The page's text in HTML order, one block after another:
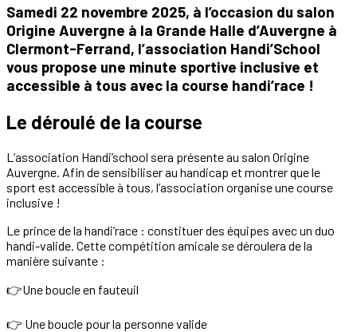
Samedi 22 novembre 2025, à l’occasion du salon
Origine Auvergne à la Grande Halle d’Auvergne à
Clermont-Ferrand, l’association Handi’School
vous propose une minute sportive inclusive et
accessible à tous avec la course handi’race !
Le déroulé de la course
L’association Handi’school sera présente au salon Origine
Auvergne. Afin de sensibiliser au handicap et montrer que le
sport est accessible à tous, l’association organise une course
inclusive !
Le prince de la handi’race : constituer des équipes avec un duo
handi-valide. Cette compétition amicale se déroulera de la
manière suivante :
👉Une boucle en fauteuil
👉 Une boucle pour la personne valide